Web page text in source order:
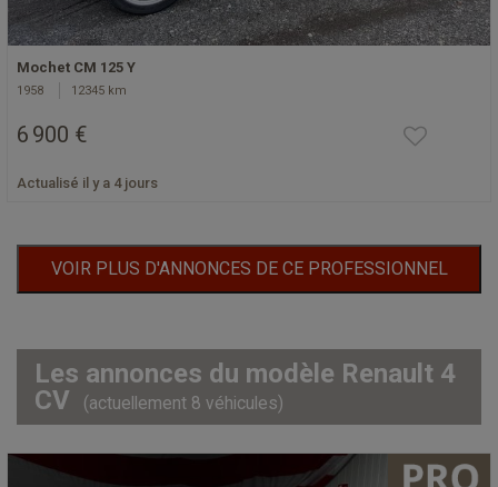
Mochet CM 125 Y
1958 12345 km
6 900 €
Actualisé il y a 4 jours
VOIR PLUS D'ANNONCES DE CE PROFESSIONNEL
Les annonces du modèle Renault 4
CV
(actuellement 8 véhicules)